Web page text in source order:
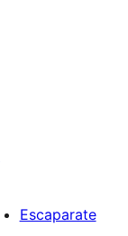
Escaparate